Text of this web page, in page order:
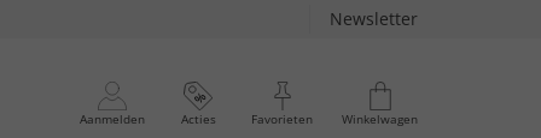
Newsletter
Aanmelden Acties Favorieten Winkelwagen